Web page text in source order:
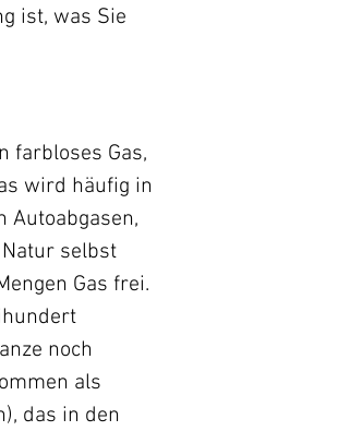
ist, was Sie
farbloses Gas,
wird häufig in
selbst
Gas frei.
noch
als
das in den